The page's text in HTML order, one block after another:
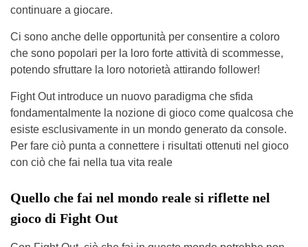
continuare a giocare.
Ci sono anche delle opportunità per consentire a coloro
che sono popolari per la loro forte attività di scommesse,
potendo sfruttare la loro notorietà attirando follower!
Fight Out introduce un nuovo paradigma che sfida
fondamentalmente la nozione di gioco come qualcosa che
esiste esclusivamente in un mondo generato da console.
Per fare ciò punta a connettere i risultati ottenuti nel gioco
con ciò che fai nella tua vita reale
Quello che fai nel mondo reale si riflette nel
gioco di Fight Out